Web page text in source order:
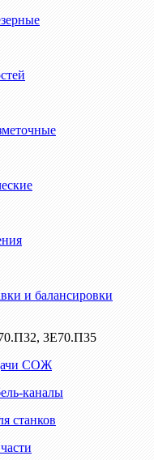
и балансировки
3Е70.П35
СОЖ
каналы
станков